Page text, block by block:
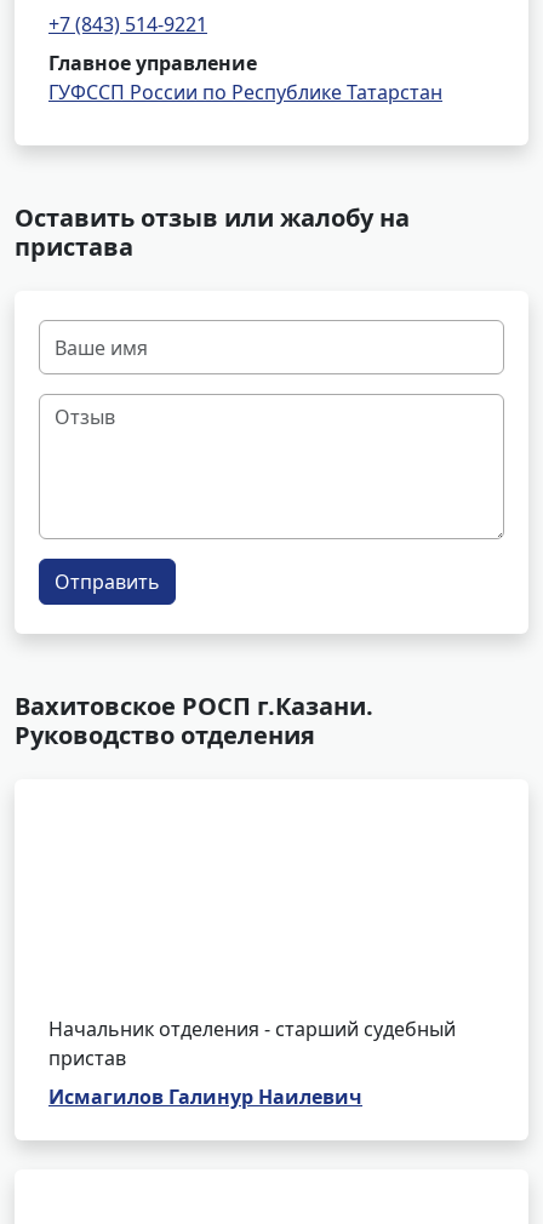
+7 (843) 514-9221
Главное управление
ГУФССП России по Республике Татарстан
Оставить отзыв или жалобу на
пристава
Отправить
Вахитовское РОСП г.Казани.
Руководство отделения
Начальник отделения - старший судебный
пристав
Исмагилов Галинур Наилевич